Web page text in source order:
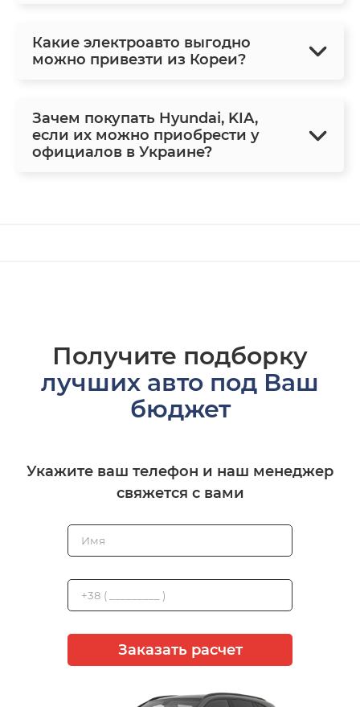
Какие электроавто выгодно
можно привезти из Кореи?
Зачем покупать Hyundai, KIA,
если их можно приобрести у
официалов в Украине?
Получите подборку
лучших авто под Ваш
бюджет
Укажите ваш телефон и наш менеджер
свяжется с вами
Заказать расчет